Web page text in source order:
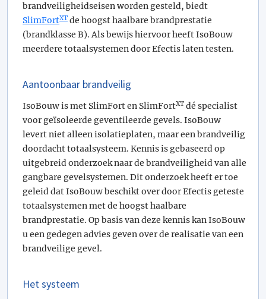
brandveiligheidseisen worden gesteld, biedt
SlimFortXT de hoogst haalbare brandprestatie
(brandklasse B). Als bewijs hiervoor heeft IsoBouw
meerdere totaalsystemen door Efectis laten testen.
Aantoonbaar brandveilig
IsoBouw is met SlimFort en SlimFortXT dé specialist
voor geïsoleerde geventileerde gevels. IsoBouw
levert niet alleen isolatieplaten, maar een brandveilig
doordacht totaalsysteem. Kennis is gebaseerd op
uitgebreid onderzoek naar de brandveiligheid van alle
gangbare gevelsystemen. Dit onderzoek heeft er toe
geleid dat IsoBouw beschikt over door Efectis geteste
totaalsystemen met de hoogst haalbare
brandprestatie. Op basis van deze kennis kan IsoBouw
u een gedegen advies geven over de realisatie van een
brandveilige gevel.
Het systeem